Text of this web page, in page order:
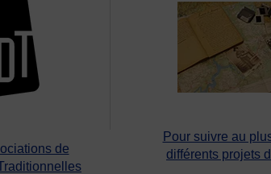
de
Pour suivre au
différents projets